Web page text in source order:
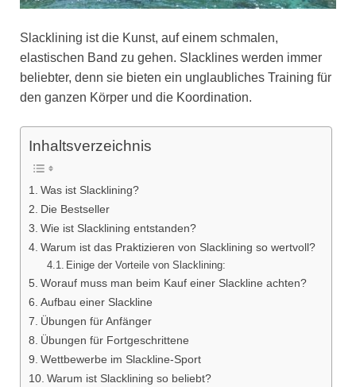
Slacklining ist die Kunst, auf einem schmalen,
elastischen Band zu gehen. Slacklines werden immer
beliebter, denn sie bieten ein unglaubliches Training für
den ganzen Körper und die Koordination.
Inhaltsverzeichnis
Was ist Slacklining?
Die Bestseller
Wie ist Slacklining entstanden?
Warum ist das Praktizieren von Slacklining so wertvoll?
Einige der Vorteile von Slacklining:
Worauf muss man beim Kauf einer Slackline achten?
Aufbau einer Slackline
Übungen für Anfänger
Übungen für Fortgeschrittene
Wettbewerbe im Slackline-Sport
Warum ist Slacklining so beliebt?